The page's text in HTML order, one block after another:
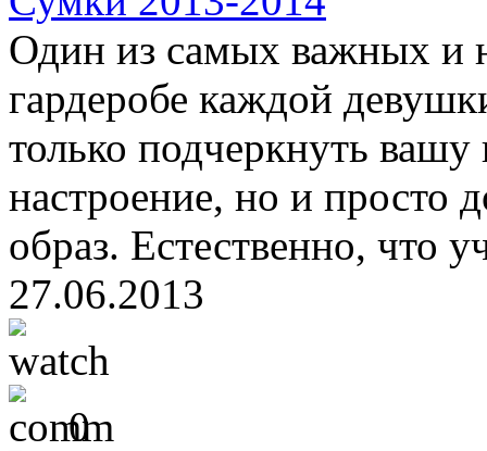
Один из самых важных и
гардеробе каждой
только подчеркнуть вашу
настроение, но и просто
образ. Естественно, что
27.06.2013
0